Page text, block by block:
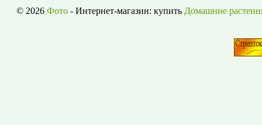
© 2026 Фото- Интернет-магазин: купить Домашние